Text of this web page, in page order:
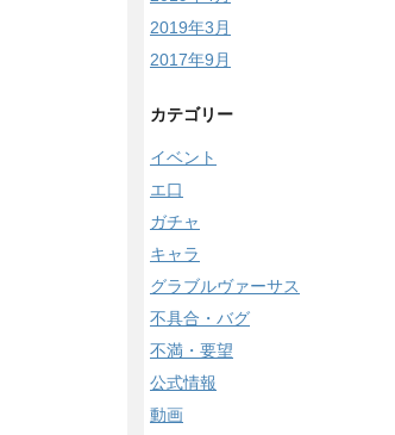
2019年3月
2017年9月
カテゴリー
イベント
エ口
ガチャ
キャラ
グラブルヴァーサス
不具合・バグ
不満・要望
公式情報
動画